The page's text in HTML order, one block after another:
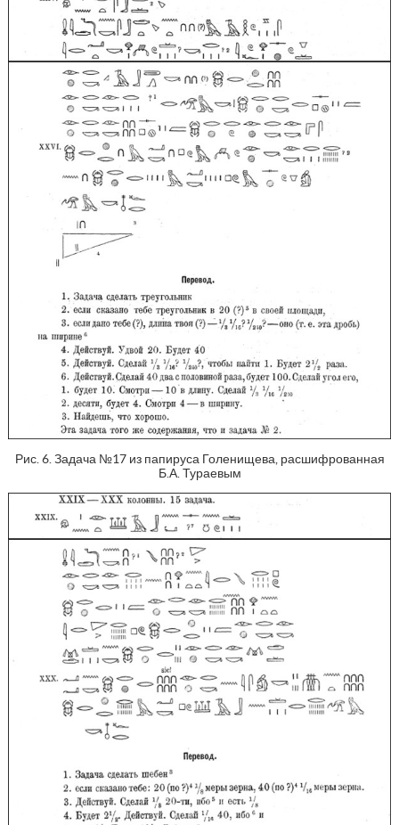
Рис. 6. Задача №17 из папируса Голенищева, расшифрованная
Б.А. Тураевым